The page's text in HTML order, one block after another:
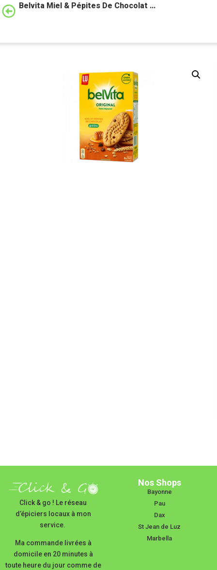
Belvita Miel & Pépites De Chocolat …
Click & go ! Le réseau
d’épiciers locaux à mon
service.
Ma commande livrées à
domicile en 20 minutes à
toute heure du jour comme de
Nos Shops
Bayonne
Pau
Dax
St Jean de Luz
Marbella